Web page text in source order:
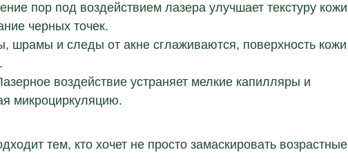
пор под воздействием лазера улучшает текстуру кожи
черных точек.
шрамы и следы от акне сглаживаются, поверхность кожи
воздействие устраняет мелкие капилляры и
микроциркуляцию.
тем, кто хочет не просто замаскировать возрастные